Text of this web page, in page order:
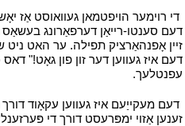
די רוימער הויפטמאן געוואוסט אַז
דעם סענטו-רייאַן דערפאַרונג
זיין אָפנהאַרציק תפילה. ער האט ניט
דעם איז געווען דער זון פון גאָט!" דאס
עפנטלעך.
דעם מעקייַעם איז געווען עקאָוד דורך
זענען אַזוי ימפּרעסט דורך די